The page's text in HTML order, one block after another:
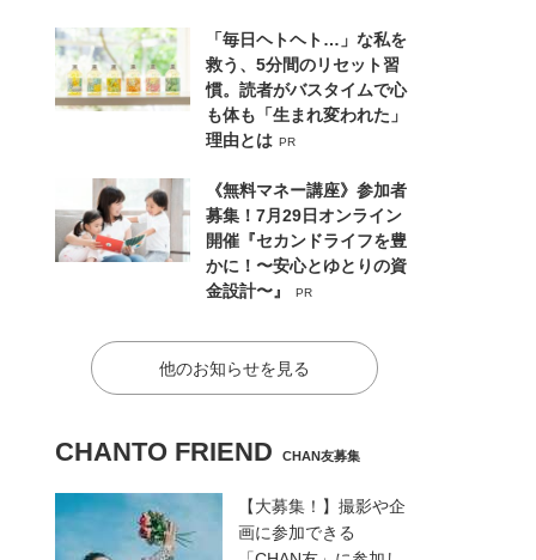
「毎日ヘトヘト…」な私を
救う、5分間のリセット習
慣。読者がバスタイムで心
も体も「生まれ変われた」
理由とは PR
《無料マネー講座》参加者
募集！7月29日オンライン
開催『セカンドライフを豊
かに！〜安心とゆとりの資
金設計〜』
PR
他のお知らせを見る
CHANTO FRIEND CHAN友募集
【大募集！】撮影や企
画に参加できる